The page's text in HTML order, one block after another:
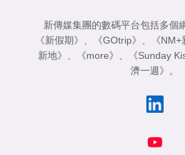
新傳媒集團的數碼平台包括多個
《新假期》
《GOtrip》 《
新地》
《more》 《Sunday
濟一週》
。